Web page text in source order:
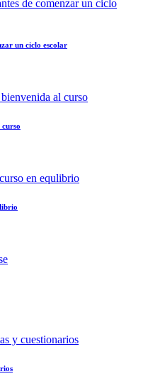
un ciclo escolar